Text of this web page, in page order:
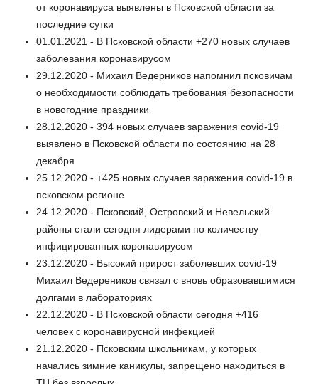
от коронавируса выявлены в Псковской области за
последние сутки
01.01.2021 - В Псковской области +270 новых случаев
заболевания коронавирусом
29.12.2020 - Михаил Ведерников напомнил псковичам
о необходимости соблюдать требования безопасности
в новогодние праздники
28.12.2020 - 394 новых случаев заражения covid-19
выявлено в Псковской области по состоянию на 28
декабря
25.12.2020 - +425 новых случаев заражения covid-19 в
псковском регионе
24.12.2020 - Псковский, Островский и Невельский
районы стали сегодня лидерами по количеству
инфицированных коронавирусом
23.12.2020 - Высокий прирост заболевших covid-19
Михаил Ведереников связал с вновь образовавшимися
долгами в лабораториях
22.12.2020 - В Псковской области сегодня +416
человек с коронавирусной инфекцией
21.12.2020 - Псковским школьникам, у которых
начались зимние каникулы, запрещено находиться в